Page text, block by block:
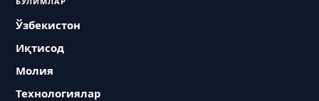
Ўзбекистон
Иқтисод
Молия
Технологиялар